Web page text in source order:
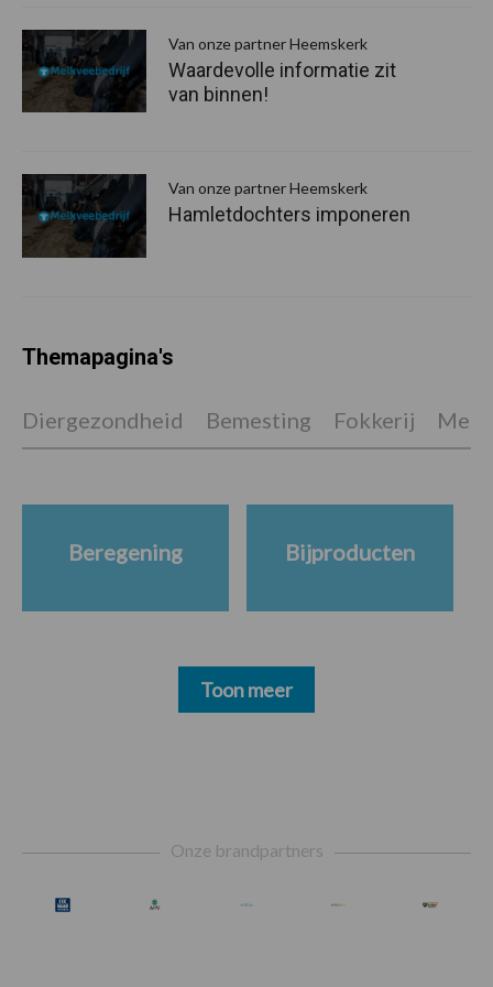
Van onze partner Heemskerk
Waardevolle informatie zit
van binnen!
Van onze partner Heemskerk
Hamletdochters imponeren
Themapagina's
Diergezondheid Bemesting Fokkerij
Beregening Bijproducten
Toon meer
Onze brandpartners